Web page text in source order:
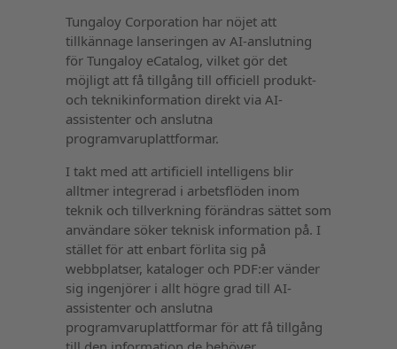
Tungaloy Corporation har nöjet att
tillkännage lanseringen av AI-anslutning
för Tungaloy eCatalog, vilket gör det
möjligt att få tillgång till officiell produkt-
och teknikinformation direkt via AI-
assistenter och anslutna
programvaruplattformar.
I takt med att artificiell intelligens blir
alltmer integrerad i arbetsflöden inom
teknik och tillverkning förändras sättet som
användare söker teknisk information på. I
stället för att enbart förlita sig på
webbplatser, kataloger och PDF:er vänder
sig ingenjörer i allt högre grad till AI-
assistenter och anslutna
programvaruplattformar för att få tillgång